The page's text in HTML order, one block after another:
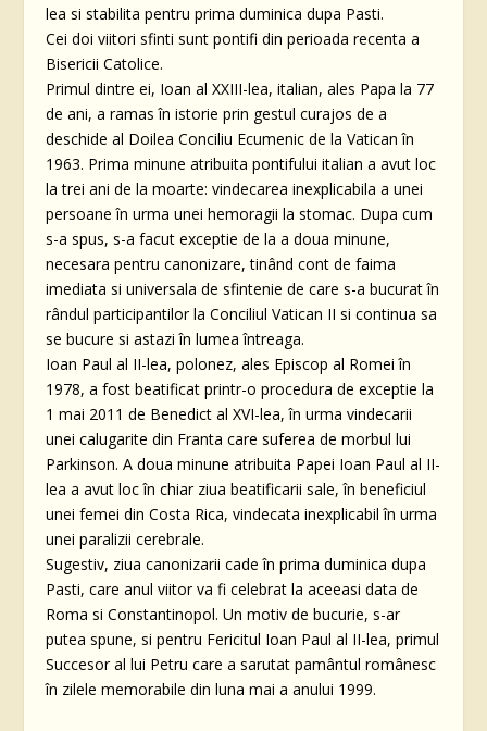
lea si stabilita pentru prima duminica dupa Pasti.
Cei doi viitori sfinti sunt pontifi din perioada recenta a
Bisericii Catolice.
Primul dintre ei, Ioan al XXIII-lea, italian, ales Papa la 77
de ani, a ramas în istorie prin gestul curajos de a
deschide al Doilea Conciliu Ecumenic de la Vatican în
1963. Prima minune atribuita pontifului italian a avut loc
la trei ani de la moarte: vindecarea inexplicabila a unei
persoane în urma unei hemoragii la stomac. Dupa cum
s-a spus, s-a facut exceptie de la a doua minune,
necesara pentru canonizare, tinând cont de faima
imediata si universala de sfintenie de care s-a bucurat în
rândul participantilor la Conciliul Vatican II si continua sa
se bucure si astazi în lumea întreaga.
Ioan Paul al II-lea, polonez, ales Episcop al Romei în
1978, a fost beatificat printr-o procedura de exceptie la
1 mai 2011 de Benedict al XVI-lea, în urma vindecarii
unei calugarite din Franta care suferea de morbul lui
Parkinson. A doua minune atribuita Papei Ioan Paul al II-
lea a avut loc în chiar ziua beatificarii sale, în beneficiul
unei femei din Costa Rica, vindecata inexplicabil în urma
unei paralizii cerebrale.
Sugestiv, ziua canonizarii cade în prima duminica dupa
Pasti, care anul viitor va fi celebrat la aceeasi data de
Roma si Constantinopol. Un motiv de bucurie, s-ar
putea spune, si pentru Fericitul Ioan Paul al II-lea, primul
Succesor al lui Petru care a sarutat pamântul românesc
în zilele memorabile din luna mai a anului 1999.